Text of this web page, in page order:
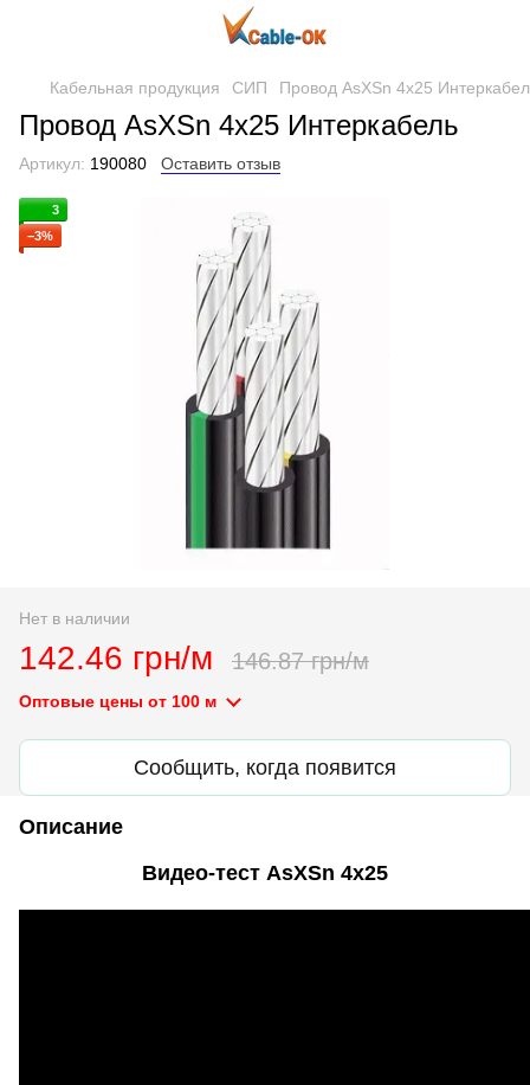
Кабельная продукция СИП Провод AsXSn 4х25
Провод AsXSn 4х25 Интеркабель
Артикул: 190080 Оставить отзыв
3
−3%
Нет в наличии
142.46 грн/м 146.87 грн/м
Оптовые цены от 100 м
Сообщить, когда появится
Описание
Видео-тест AsXSn 4х25